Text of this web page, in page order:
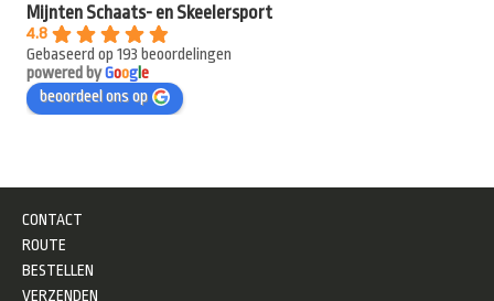
Mijnten Schaats- en Skeelersport
4.8
Gebaseerd op 193 beoordelingen
powered byGooge
beoordeel ons op
CONTACT
ROUTE
BESTELLEN
VERZENDEN